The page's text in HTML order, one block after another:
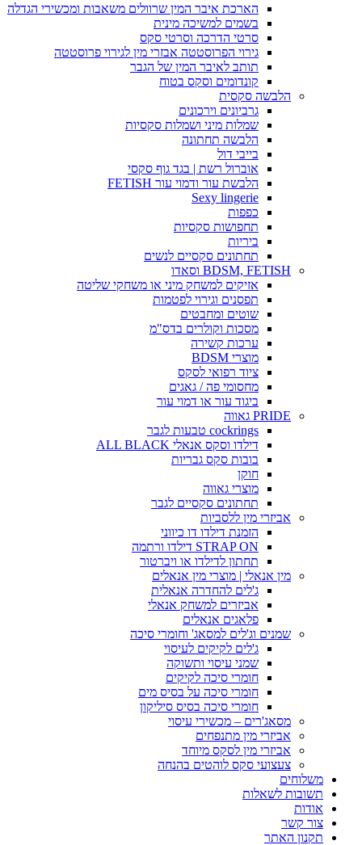
הארכת איבר המין שרוולים משאבות ומכשירי הגדלה
בשמים למשיכה מינית
סרטי הדרכה וסרטי סקס
גירוי הפרוסטטה אבזרי מין לגירוי פרוסטטה
תותב לאיבר המין של הגבר
קונדומים וסקס בטוח
הלבשה סקסית
גרביונים וירכונים
שמלות מיני ושמלות סקסיות
הלבשה תחתונה
בייבי דול
אוברול רשת | בגד גוף סקסי
הלבשת עור ודמוי עור FETISH
Sexy lingerie
כפפות
תחפושות סקסיות
ביריות
תחתונים סקסיים לנשים
BDSM, FETISH וסאדו
אזיקים למשחק מיני או משחקי שליטה
תפסנים וגירוי לפטמות
שוטים ומחבטים
מסכות וקולרים בדס"מ
ערכות קשירה
מוצרי BDSM
ציוד רפואי לסקס
מחסומי פה / גאגים
ביגוד עור או דמוי עור
PRIDE גאווה
cockrings טבעות לגבר
דילדו וסקס אנאלי ALL BLACK
בובות סקס גבריות
חוקן
מוצרי גאווה
תחתונים סקסיים לגבר
אביזרי מין ללסביות
הזמנת דילדו דו כיווני
STRAP ON דילדו ורתמה
תחתון לדילדו או ויברטור
מין אנאלי | מוצרי מין אנאלים
ג'לים להחדרה אנאלית
אביזרים למשחק אנאלי
פלאגים אנאלים
שמנים וג'לים למסאג' וחומרי סיכה
ג'לים לקיקים לעיסוי
שמני עיסוי ותשוקה
חומרי סיכה לקיקים
חומרי סיכה על בסיס מים
חומרי סיכה בסיס סיליקון
מסאג'רים – מכשירי עיסוי
אביזרי מין מתנפחים
אביזרי מין לסקס מיוחד
צעצועי סקס לוהטים בהנחה
משלוחים
תשובות לשאלות
אודות
צור קשר
תקנון האתר